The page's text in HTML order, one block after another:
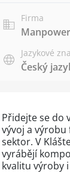
Firma
Jazykové
Český
Přidejte se do
vývoj a
sektor. V
vyrábějí
kvalitu výroby